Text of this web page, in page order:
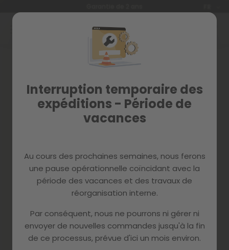
Interruption temporaire des
expéditions - Période de
vacances
Au cours des prochaines semaines, nous ferons
une pause opérationnelle coïncidant avec la
période des vacances et des travaux de
réorganisation interne.
Par conséquent, nous ne pourrons ni gérer ni
envoyer de nouvelles commandes jusqu'à la fin
de ce processus, prévue d'ici un mois environ.
Allez